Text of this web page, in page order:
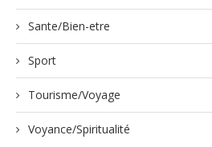
Sante/Bien-etre
Sport
Tourisme/Voyage
Voyance/Spiritualité